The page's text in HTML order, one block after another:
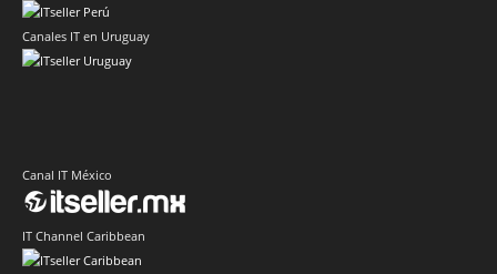
Canales IT en Uruguay
Canal IT México
IT Channel Caribbean